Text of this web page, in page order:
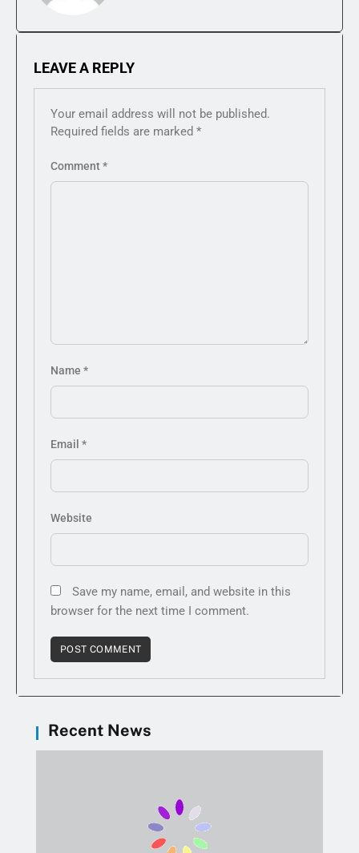
LEAVE A REPLY
Your email address will not be published.
Required fields are marked *
Comment*
Name *
Email *
Website
Save my name, email, and website in this
browser for the next time I comment.
Recent News